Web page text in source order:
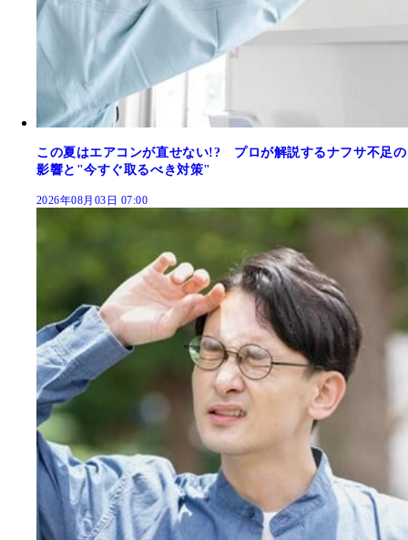
この夏はエアコンが直せない!? プロが解説するナフサ不足の
影響と"今すぐ取るべき対策"
2026年08月03日 07:00